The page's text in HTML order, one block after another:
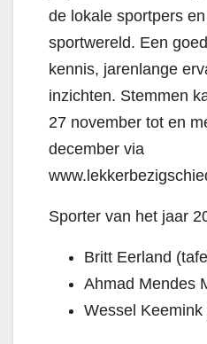
de lokale sportpers
sportwereld. Een
kennis, jarenlange
inzichten. Stemmen
27 november tot en
december via
Sporter van het jaar
Britt Eerland
Ahmad Mendes
Wessel Keemink